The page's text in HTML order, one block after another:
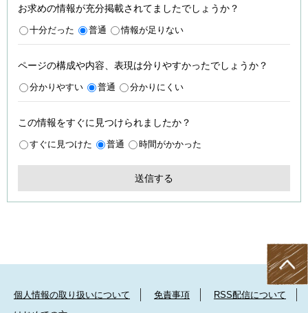
お求めの情報が充分掲載されてましたでしょうか？
十分だった 普通 情報が足りない
ページの構成や内容、表現は分りやすかったでしょうか？
分かりやすい 普通 分かりにくい
この情報をすぐに見つけられましたか？
すぐに見つけた 普通 時間がかかった
個人情報の取り扱いについて 免責事項
RSS配信について